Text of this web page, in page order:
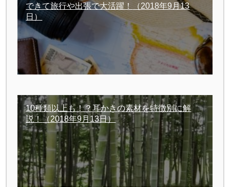
できて旅行や出張で大活躍！
（2018年9月13
日）
10種類以上も！？耳かきの素材を特徴別に解
説！（2018年9月13日）